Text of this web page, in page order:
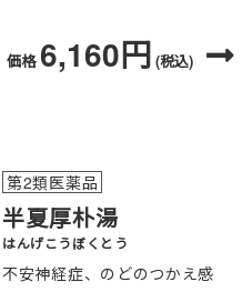
価格 6,160円 (税込)
第2類医薬品
半夏厚朴湯
はんげこうぼくとう
不安神経症、のどのつかえ感